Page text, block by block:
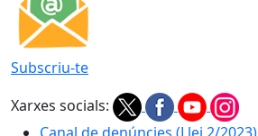
Subscriu-te
Xarxes socials: